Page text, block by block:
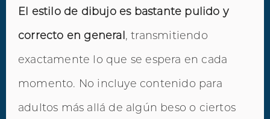
El estilo de dibujo es bastante pulido y
correcto en general, transmitiendo
exactamente lo que se espera en cada
momento. No incluye contenido para
adultos más allá de algún beso o ciertos